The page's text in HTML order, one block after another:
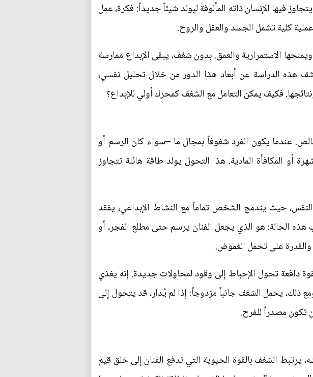
فيها الإنسان ذاته المألوفة ليولد شيئاً جديداً: فكرة، عمل
كلية تشمل الجسد والعقل والروح.
الاستمرارية والعمق. بدون شغف، يبقى الإبداع ممارسة
هذه الدراسة عن أبعاد هذا الدور من خلال تحليل نفسي،
فكيف يمكن التعامل مع الشغف كمحرك أولي للإبداع؟
عندما يكون الفرد شغوفاً بمجال ما –سواء كان الرسم أو
أو المكافأة المادية. هذا التحول يولد طاقة هائلة تتجاوز
حيث يندمج الشخص تماماً مع النشاط الإبداعي، يفقد
هذه الحالة: هو الذي يجعل الفنان يرسم حتى مطلع الفجر، أو
والقدرة على تحمل الغموض.
دافعة تحول الإحباط إلى وقود لمحاولات جديدة. إنه يغذي
ذلك، يحمل الشغف جانباً مزدوجاً: إذا لم يُدار، قد يتحول إلى
تكون مصدراً للفرح.
يرتبط الشغف بالقوة الحيوية التي تدفع الفنان إلى خلق قيم